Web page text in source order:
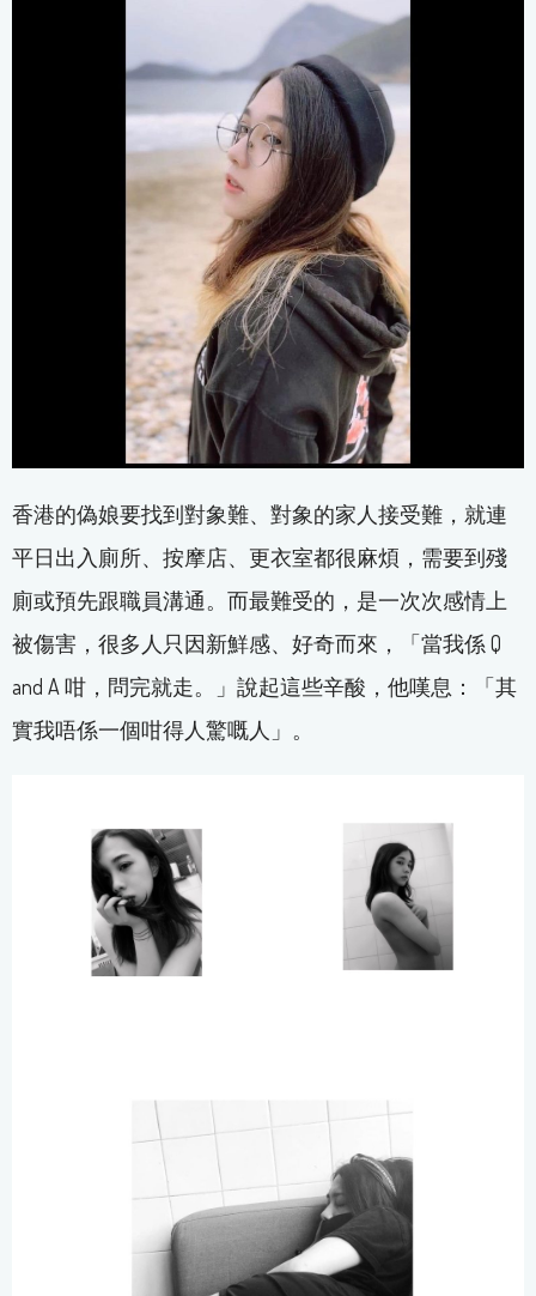
香港的偽娘要找到對象難、對象的家人接受難，就連
平日出入廁所、按摩店、更衣室都很麻煩，需要到殘
廁或預先跟職員溝通。而最難受的，是一次次感情上
被傷害，很多人只因新鮮感、好奇而來，「當我係 Q
and A 咁，問完就走。」說起這些辛酸，他嘆息：「其
實我唔係一個咁得人驚嘅人」。